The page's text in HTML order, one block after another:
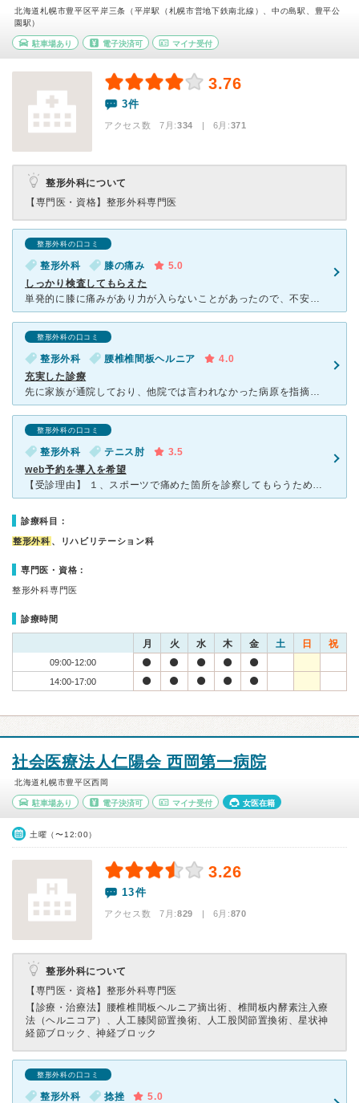
北海道札幌市豊平区平岸三条（平岸駅（札幌市営地下鉄南北線）、中の島駅、豊平公
園駅）
駐車場あり 電子決済可 マイナ受付
3.76
3件
アクセス数 7月:334 | 6月:371
整形外科について
【専門医・資格】 整形外科専門医
整形外科の口コミ
整形外科 膝の痛み
5.0
しっかり検査してもらえた
単発的に膝に痛みがあり力が入らないことがあったので、不安で受診しました。 レントゲンを撮っていただき問題ないという結果でしたが、重ねて血液検査をしていただけました。 受診した際は膝に力が入らな
整形外科の口コミ
整形外科 腰椎椎間板ヘルニア
4.0
充実した診療
先に家族が通院しており、他院では言われなかった病原を指摘され、ようやく治療への見通しがついた事で、自分も長いこと悩まされている腰痛を診てもらおうと行ってみました。 多くは院長の診察を受けて、それ
整形外科の口コミ
整形外科 テニス肘
3.5
web予約を導入を希望
【受診理由】 １、スポーツで痛めた箇所を診察してもらうため（肘） ２、以前受診した整形外科の理学療法士が合わなかったため 【予約】電話（HPを見て予約が必要な医師の場合のみ） 【待合室
診療科目：
整形外科 、リハビリテーション科
専門医・資格：
整形外科専門医
診療時間
月 火 水 木 金 土 日 祝
09:00-12:00
14:00-17:00
社会医療法人仁陽会 西岡第一病院
北海道札幌市豊平区西岡
駐車場あり 電子決済可 マイナ受付 女医在籍
土曜（〜12:00）
3.26
13件
アクセス数 7月:829 | 6月:870
整形外科について
【専門医・資格】 整形外科専門医
【診療・治療法】
腰椎椎間板ヘルニア摘出術、椎間板内酵素注入療
法（ヘルニコア）、人工膝関節置換術、人工股関節置換術、星状神
経節ブロック、神経ブロック
整形外科の口コミ
整形外科 捻挫
5.0